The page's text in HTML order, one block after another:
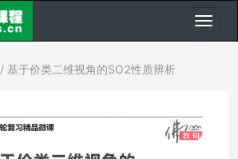
/ 基于价类二维视角的SO2性质辨析